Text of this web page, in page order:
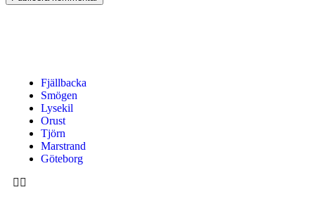
Fjällbacka
Smögen
Lysekil
Orust
Tjörn
Marstrand
Göteborg